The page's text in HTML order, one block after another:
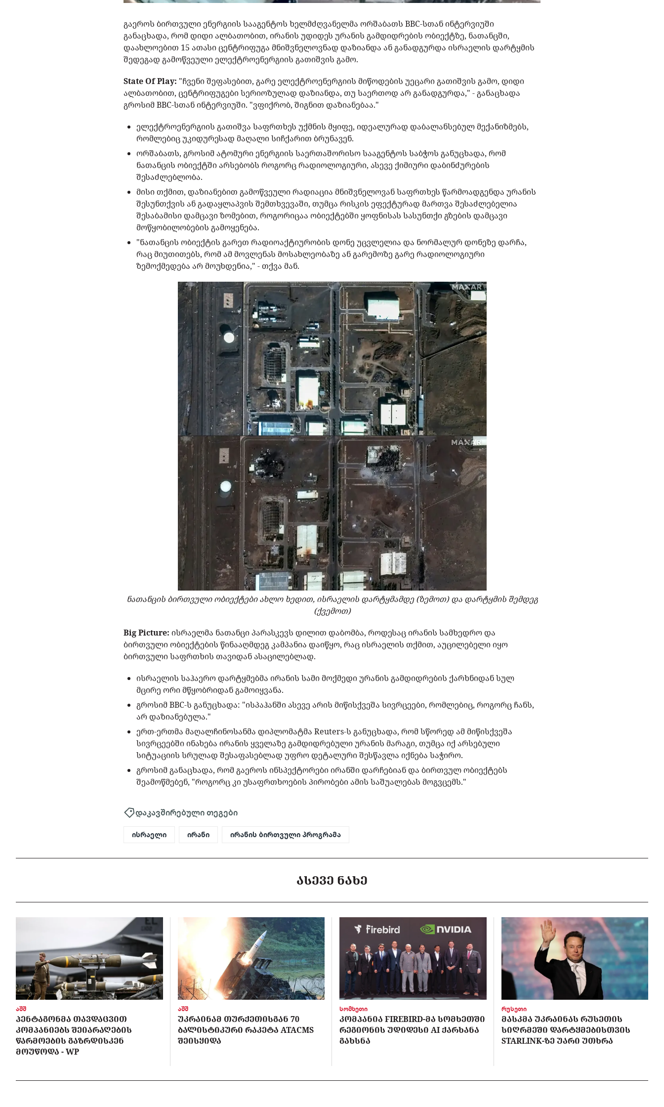
გაეროს ბირთვული ენერგიის სააგენტოს ხელმძღვანელმა ორშაბათს BBC-სთან ინტერვიუში
განაცხადა, რომ დიდი ალბათობით, ირანის უდიდეს ურანის გამდიდრების ობიექტზე, ნათანცში,
დაახლოებით 15 ათასი ცენტრიფუგა მნიშვნელოვნად დაზიანდა ან განადგურდა ისრაელის დარტყმის
შედეგად გამოწვეული ელექტროენერგიის გათიშვის გამო.
State Of Play: "ჩვენი შეფასებით, გარე ელექტროენერგიის მიწოდების უეცარი გათიშვის გამო, დიდი
ალბათობით, ცენტრიფუგები სერიოზულად დაზიანდა, თუ საერთოდ არ განადგურდა," - განაცხადა
გროსიმ BBC-სთან ინტერვიუში. "ვფიქრობ, შიგნით დაზიანებაა."
ელექტროენერგიის გათიშვა საფრთხეს უქმნის მყიფე, იდეალურად დაბალანსებულ მექანიზმებს,
რომლებიც უკიდურესად მაღალი სიჩქარით ბრუნავენ.
ორშაბათს, გროსიმ ატომური ენერგიის საერთაშორისო სააგენტოს საბჭოს განუცხადა, რომ
ნათანცის ობიექტში არსებობს როგორც რადიოლოგიური, ასევე ქიმიური დაბინძურების
შესაძლებლობა.
მისი თქმით, დაზიანებით გამოწვეული რადიაცია მნიშვნელოვან საფრთხეს წარმოადგენდა ურანის
შესუნთქვის ან გადაყლაპვის შემთხვევაში, თუმცა რისკის ეფექტურად მართვა შესაძლებელია
შესაბამისი დამცავი ზომებით, როგორიცაა ობიექტებში ყოფნისას სასუნთქი გზების დამცავი
მოწყობილობების გამოყენება.
"ნათანცის ობიექტის გარეთ რადიოაქტიურობის დონე უცვლელია და ნორმალურ დონეზე დარჩა,
რაც მიუთითებს, რომ ამ მოვლენას მოსახლეობაზე ან გარემოზე გარე რადიოლოგიური
ზემოქმედება არ მოუხდენია," - თქვა მან.
ნათანცის ბირთვული ობიექტები ახლო ხედით, ისრაელის დარტყმამდე (ზემოთ) და დარტყმის შემდეგ
(ქვემოთ)
Big Picture: ისრაელმა ნათანცი პარასკევს დილით დაბომბა, როდესაც ირანის სამხედრო და
ბირთვული ობიექტების წინააღმდეგ კამპანია დაიწყო, რაც ისრაელის თქმით, აუცილებელი იყო
ბირთვული საფრთხის თავიდან ასაცილებლად.
ისრაელის საჰაერო დარტყმებმა ირანის სამი მოქმედი ურანის გამდიდრების ქარხნიდან სულ
მცირე ორი მწყობრიდან გამოიყვანა.
გროსიმ BBC-ს განუცხადა: "ისპაჰანში ასევე არის მიწისქვეშა სივრცეები, რომლებიც, როგორც ჩანს,
არ დაზიანებულა."
ერთ-ერთმა მაღალჩინოსანმა დიპლომატმა Reuters-ს განუცხადა, რომ სწორედ ამ მიწისქვეშა
სივრცეებში ინახება ირანის ყველაზე გამდიდრებული ურანის მარაგი, თუმცა იქ არსებული
სიტუაციის სრულად შესაფასებლად უფრო დეტალური შესწავლა იქნება საჭირო.
გროსიმ განაცხადა, რომ გაეროს ინსპექტორები ირანში დარჩებიან და ბირთვულ ობიექტებს
შეამოწმებენ, "როგორც კი უსაფრთხოების პირობები ამის საშუალებას მოგვცემს."
დაკავშირებული თეგები
ისრაელი ირანი ირანის ბირთვული პროგრამა
ᲐᲡᲔᲕᲔ ᲜᲐᲮᲔ
აშშ
ᲞᲔᲜᲢᲐᲒᲝᲜᲛᲐ ᲗᲐᲕᲓᲐᲪᲕᲘᲗ
ᲙᲝᲛᲞᲐᲜᲘᲔᲑᲡ ᲨᲔᲘᲐᲠᲐᲦᲔᲑᲘᲡ
ᲬᲐᲠᲛᲝᲔᲑᲘᲡ ᲒᲐᲖᲠᲓᲘᲡᲙᲔᲜ
ᲛᲝᲣᲬᲝᲓᲐ - WP
აშშ
ᲣᲙᲠᲐᲘᲜᲐᲛ ᲗᲣᲠᲥᲔᲗᲘᲡᲒᲐᲜ 70
ᲑᲐᲚᲘᲡᲢᲘᲙᲣᲠᲘ ᲠᲐᲙᲔᲢᲐ ATACMS
ᲨᲔᲘᲡᲧᲘᲓᲐ
სომხეთი
ᲙᲝᲛᲞᲐᲜᲘᲐ FIREBIRD-ᲛᲐ ᲡᲝᲛᲮᲔᲗᲨᲘ
ᲠᲔᲒᲘᲝᲜᲘᲡ ᲣᲓᲘᲓᲔᲡᲘ AI ᲥᲐᲠᲮᲐᲜᲐ
ᲒᲐᲮᲡᲜᲐ
რუსეთი
ᲛᲐᲡᲙᲛᲐ ᲣᲙᲠᲐᲘᲜᲐᲡ ᲠᲣᲡᲔᲗᲘᲡ
ᲡᲘᲦᲠᲛᲔᲨᲘ ᲓᲐᲠᲢᲧᲛᲔᲑᲘᲡᲗᲕᲘᲡ
STARLINK-ᲖᲔ ᲣᲐᲠᲘ ᲣᲗᲮᲠᲐ